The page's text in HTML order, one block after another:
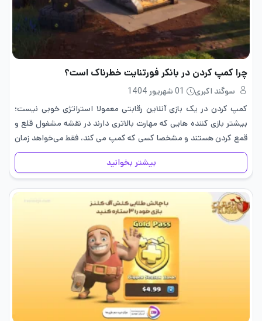
چرا کمپ کردن در بانکر فورتنایت خطرناک است؟
سوگند اکبری
01 شهریور 1404
کمپ کردن در یک بازی آنلاین رقابتی معمولا استراتژی خوبی نیست؛
بیشتر بازی کننده هایی که مهارت بالاتری دارند در نقشه مشغول قلع و
قمع کردن هستند و مشخصا کسی که کمپ می کند، فقط می‌خواهد زمان
زنده ماندن خود…
بیشتر بخوانید